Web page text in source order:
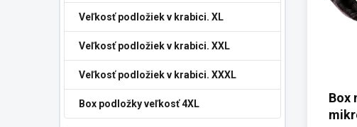
Veľkosť podložiek v krabici. XL
Veľkosť podložiek v krabici. XXL
Veľkosť podložiek v krabici. XXXL
Box podložky veľkosť 4XL
Box